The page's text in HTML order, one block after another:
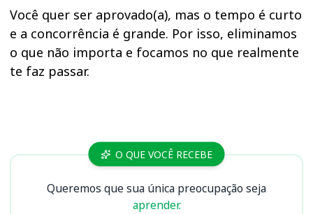
Você quer ser aprovado(a), mas o tempo é curto
e a concorrência é grande. Por isso, eliminamos
o que não importa e focamos no que realmente
te faz passar.
Cursos UFPA (PA)O QUE VOCÊ RECEBE
Queremos que sua única preocupação seja
aprender.